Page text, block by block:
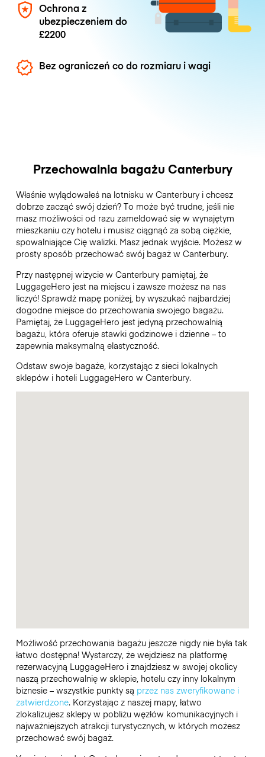
Ochrona z
ubezpieczeniem do
£2200
Bez ograniczeń co do rozmiaru i wagi
Przechowalnia bagażu Canterbury
Właśnie wylądowałeś na lotnisku w Canterbury i chcesz
dobrze zacząć swój dzień? To może być trudne, jeśli nie
masz możliwości od razu zameldować się w wynajętym
mieszkaniu czy hotelu i musisz ciągnąć za sobą ciężkie,
spowalniające Cię walizki. Masz jednak wyjście. Możesz w
prosty sposób przechować swój bagaż w Canterbury.
Przy następnej wizycie w Canterbury pamiętaj, że
LuggageHero jest na miejscu i zawsze możesz na nas
liczyć! Sprawdź mapę poniżej, by wyszukać najbardziej
dogodne miejsce do przechowania swojego bagażu.
Pamiętaj, że LuggageHero jest jedyną przechowalnią
bagażu, która oferuje stawki godzinowe i dzienne – to
zapewnia maksymalną elastyczność.
Odstaw swoje bagaże, korzystając z sieci lokalnych
sklepów i hoteli LuggageHero w Canterbury.
Możliwość przechowania bagażu jeszcze nigdy nie była tak
łatwo dostępna! Wystarczy, że wejdziesz na platformę
rezerwacyjną LuggageHero i znajdziesz w swojej okolicy
naszą przechowalnię w sklepie, hotelu czy inny lokalnym
biznesie – wszystkie punkty są przez nas zweryfikowane i
zatwierdzone. Korzystając z naszej mapy, łatwo
zlokalizujesz sklepy w pobliżu węzłów komunikacyjnych i
najważniejszych atrakcji turystycznych, w których możesz
przechować swój bagaż.